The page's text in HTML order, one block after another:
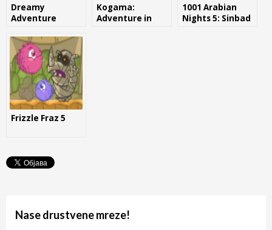
Dreamy
Adventure
Kogama:
Adventure in
1001 Arabian
Nights 5: Sinbad
Frizzle Fraz 5
Nase drustvene mreze!